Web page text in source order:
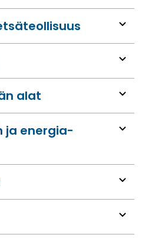
alat
ja energia­